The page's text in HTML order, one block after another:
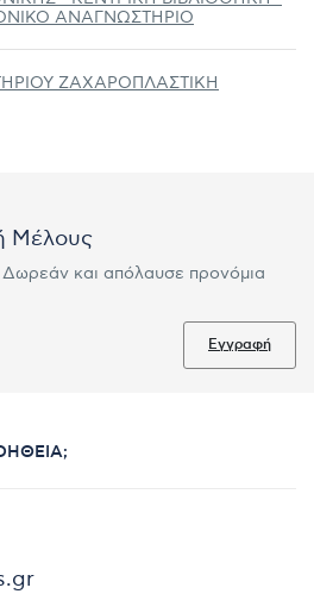
ΑΝΑΓΝΩΣΤΗΡΙΟ
ΖΑΧΑΡΟΠΛΑΣΤΙΚΗ
Μέλους
Δωρεάν και απόλαυσε προνόμια
Εγγραφή